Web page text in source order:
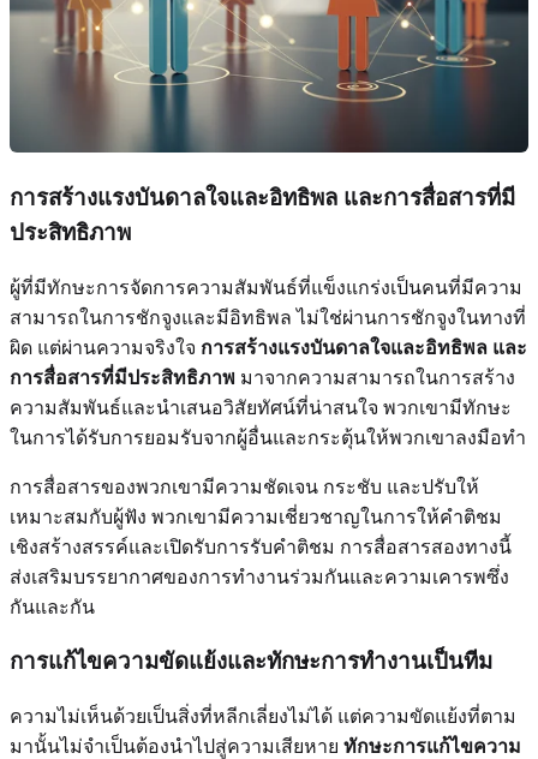
การสร้างแรงบันดาลใจและอิทธิพล และการสื่อสารที่มี
ประสิทธิภาพ
ผู้ที่มีทักษะการจัดการความสัมพันธ์ที่แข็งแกร่งเป็นคนที่มีความ
สามารถในการชักจูงและมีอิทธิพล ไม่ใช่ผ่านการชักจูงในทางที่
ผิด แต่ผ่านความจริงใจ การสร้างแรงบันดาลใจและอิทธิพล และ
การสื่อสารที่มีประสิทธิภาพ มาจากความสามารถในการสร้าง
ความสัมพันธ์และนำเสนอวิสัยทัศน์ที่น่าสนใจ พวกเขามีทักษะ
ในการได้รับการยอมรับจากผู้อื่นและกระตุ้นให้พวกเขาลงมือทำ
การสื่อสารของพวกเขามีความชัดเจน กระชับ และปรับให้
เหมาะสมกับผู้ฟัง พวกเขามีความเชี่ยวชาญในการให้คำติชม
เชิงสร้างสรรค์และเปิดรับการรับคำติชม การสื่อสารสองทางนี้
ส่งเสริมบรรยากาศของการทำงานร่วมกันและความเคารพซึ่ง
กันและกัน
การแก้ไขความขัดแย้งและทักษะการทำงานเป็นทีม
ความไม่เห็นด้วยเป็นสิ่งที่หลีกเลี่ยงไม่ได้ แต่ความขัดแย้งที่ตาม
มานั้นไม่จำเป็นต้องนำไปสู่ความเสียหาย ทักษะการแก้ไขความ